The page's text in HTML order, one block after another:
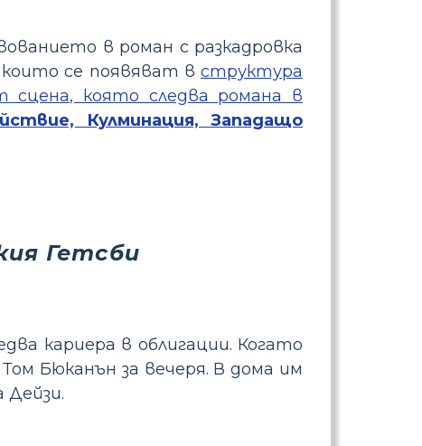
в роман с разкадровка
се появяват в структура
сцена, която следва романа в
Кулминация, Западащо
Гетсби
кариера в облигации. Когато
Бюканън за вечеря. В дома им
Дейзи.